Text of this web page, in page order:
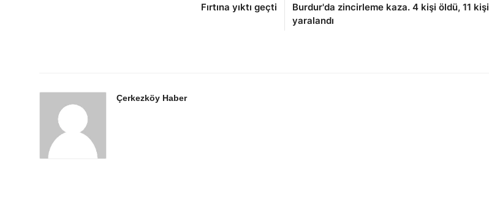
Fırtına yıktı geçti
Burdur'da zincirleme kaza. 4 kişi öldü, 11 kişi
yaralandı
Çerkezköy Haber